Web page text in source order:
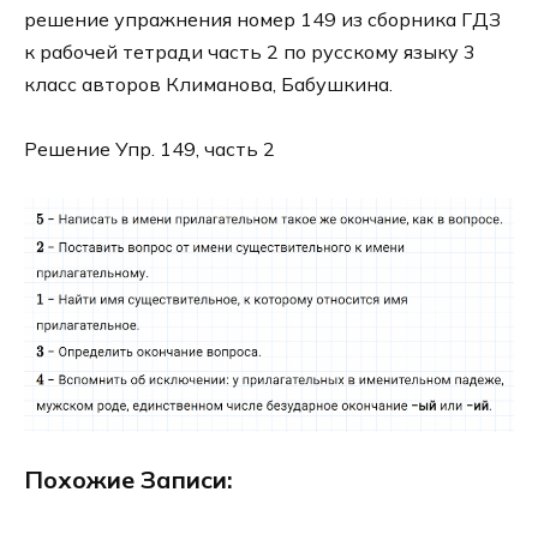
решение упражнения номер 149 из сборника ГДЗ
к рабочей тетради часть 2 по русскому языку 3
класс авторов Климанова, Бабушкина.
Решение Упр. 149, часть 2
Похожие Записи: